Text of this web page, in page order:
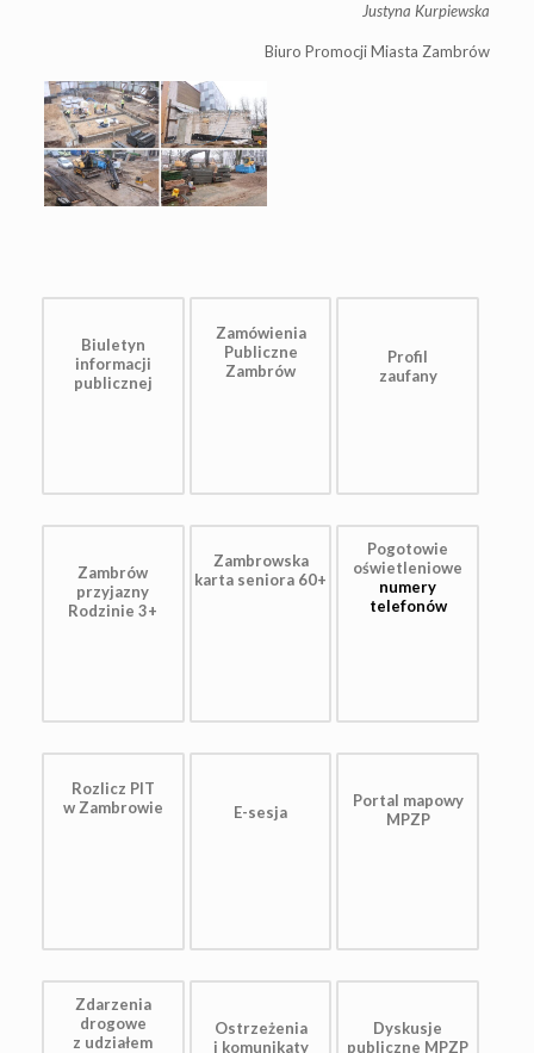
Justyna Kurpiewska
Biuro Promocji Miasta Zambrów
Biuletyn
informacji
publicznej
Zamówienia
Publiczne
Zambrów
Profil
zaufany
Zambrów
przyjazny
Rodzinie 3+
Zambrowska
karta seniora 60+
Pogotowie
oświetleniowe
numery
telefonów
Rozlicz PIT
w Zambrowie
E-sesja
Portal mapowy
MPZP
Zdarzenia
drogowe
z udziałem
Ostrzeżenia
i komunikaty
Dyskusje
publiczne MPZP